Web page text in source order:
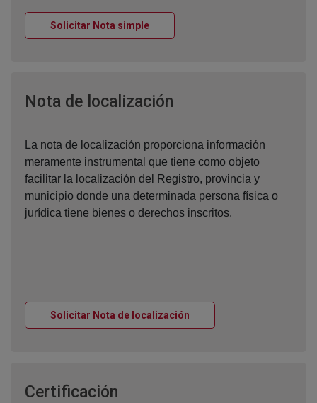
Solicitar Nota simpleVentana nueva
Nota de localización
La nota de localización proporciona información
meramente instrumental que tiene como objeto
facilitar la localización del Registro, provincia y
municipio donde una determinada persona física o
jurídica tiene bienes o derechos inscritos.
Solicitar Nota de localización
Certificación